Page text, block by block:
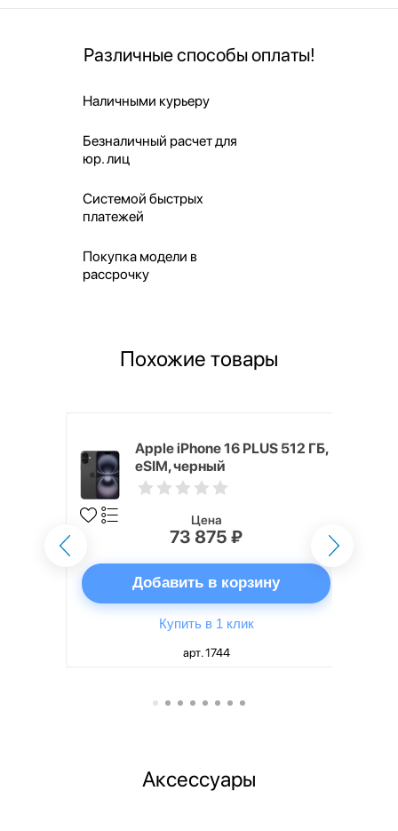
Различные способы оплаты!
Наличными курьеру
Безналичный расчет для
юр. лиц
Системой быстрых
платежей
Покупка модели в
рассрочку
Похожие товары
Apple iPhone 16 PLUS 512 ГБ,
eSIM, черный
Цена
73 875 ₽
Добавить в корзину
Купить в 1 клик
арт. 1744
Аксессуары